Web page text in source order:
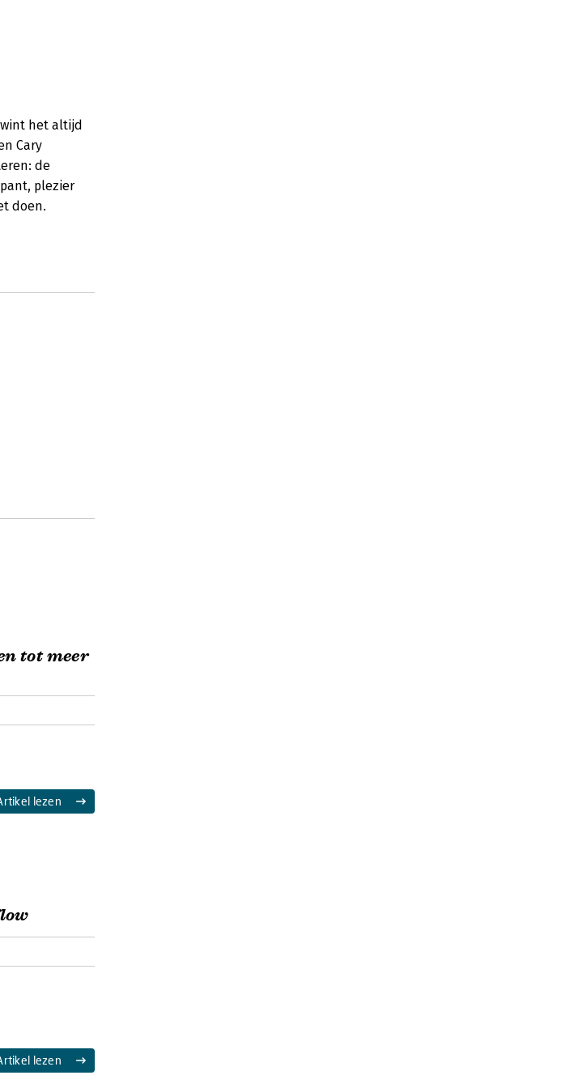
het altijd
Cary
de
plezier
doen.
lessen’
Daniel
weg te
tot meer
lezen
lezen